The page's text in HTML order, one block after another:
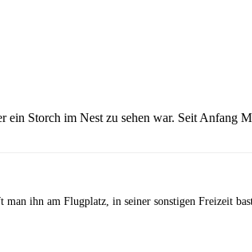
Storch im Nest zu sehen war. Seit Anfang
ihn am Flugplatz, in seiner sonstigen Freizeit